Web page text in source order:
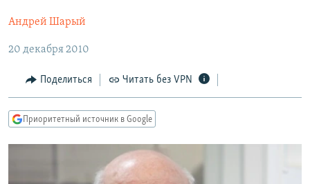
основному
Вернутся
главной
навигации
Вернутся
АВТОРСКИЕ ПРОЕКТЫ
ЦИТАТЫ СВОБОДЫ
МНЕНИЯ
КУЛЬТУРА
IDEL.РЕАЛИИ
КАВКАЗ.РЕАЛИИ
СИБИРЬ.РЕАЛИИ
Андрей Шарый
20 декабря 2010
Поделиться Читать без VPN
Приоритетный источник в Google